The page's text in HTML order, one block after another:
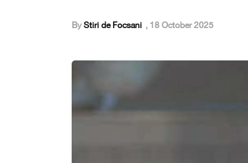
By Stiri de Focsani , 18 October 2025